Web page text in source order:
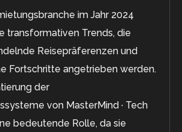
im Jahr 2024
transformativen Trends, die
Reisepräferenzen und
Fortschritte angetrieben werden.
der
von MasterMind · Tech
bedeutende Rolle, da sie